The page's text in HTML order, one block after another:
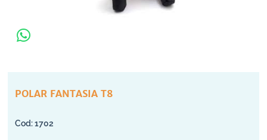
POLAR FANTASIA T8
1702